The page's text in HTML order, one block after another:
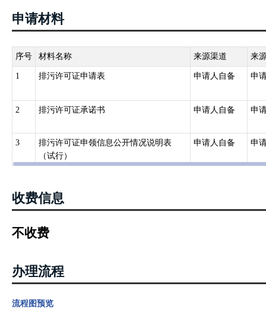
号）
营单位以及其他依法实行排污许可管理的单位，应当取得排污许可证
三、《中华人民共和国水污染防治法》（1984年5月11日第六届全
十届全国人民代表大会常务委员会第三十二次会议修订，根据2017
《关于修改〈中华人民共和国水污染防治法〉的决定》第二次修正
第二十一条：“直接或者间接向水体排放工业废水和医疗污水以及其
单位和其他生产经营者，应当取得排污许可证；城镇污水集中处理
四、《中华人民共和国土壤污染防治法》（2018年8月31日第十三届
第二十一条：“...土壤污染重点监管单位应当履行下列义务:（一）严
情况；...前款规定的义务应当在排污许可证中载明...”
申请材料
序号 材料名称 来源渠道 来
1 排污许可证申请表 申请人自备 申
2 排污许可证承诺书 申请人自备 申
3
排污许可证申领信息公开情况说明表
（试行）
申请人自备 申
收费信息
不收费
办理流程
流程图预览